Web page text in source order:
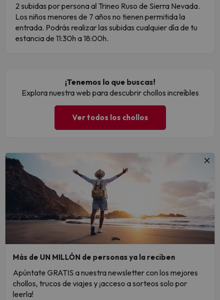
2 subidas por persona al Trineo Ruso de Sierra Nevada.
Los niños menores de 7 años no tienen permitida la
entrada. Podrás realizar las subidas cualquier día de tu
estancia de 11:30h a 18:00h.
¡Tenemos lo que buscas!
Explora nuestra web para descubrir chollos increíbles
Ver todos los chollos
Más de UN MILLÓN de personas ya la reciben
Apúntate GRATIS a nuestra newsletter con los mejores
chollos, trucos de viajes y ¡acceso a sorteos solo por
leerla!